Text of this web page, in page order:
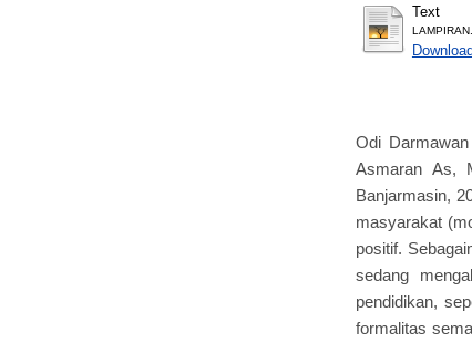
Text
Odi
Asmaran As,
Banjarmasin,
masyarakat
positif.
sedang
pendidikan,
formalitas